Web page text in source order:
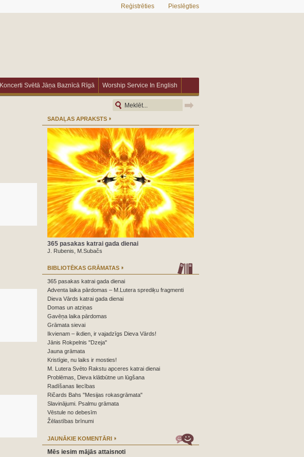
Reģistrēties Pieslēgties
Koncerti Svētā Jāņa Baznīcā Rīgā Worship Service In English
SADAĻAS APRAKSTS
365 pasakas katrai gada dienai
J. Rubenis, M.Subačs
BIBLIOTĒKAS GRĀMATAS
365 pasakas katrai gada dienai
Adventa laika pārdomas – M.Lutera sprediķu fragmenti
Dieva Vārds katrai gada dienai
Domas un atziņas
Gavēņa laika pārdomas
Grāmata sievai
Ikvienam – ikdien, ir vajadzīgs Dieva Vārds!
Jānis Rokpelnis "Dzeja"
Jauna grāmata
Kristīgie, nu laiks ir mosties!
M. Lutera Svēto Rakstu apceres katrai dienai
Problēmas, Dieva klātbūtne un lūgšana
Radīšanas liecības
Ričards Bahs "Mesijas rokasgrāmata"
Slavinājumi. Psalmu grāmata
Vēstule no debesīm
Žēlastības brīnumi
JAUNĀKIE KOMENTĀRI
Mēs iesim mājās attaisnoti